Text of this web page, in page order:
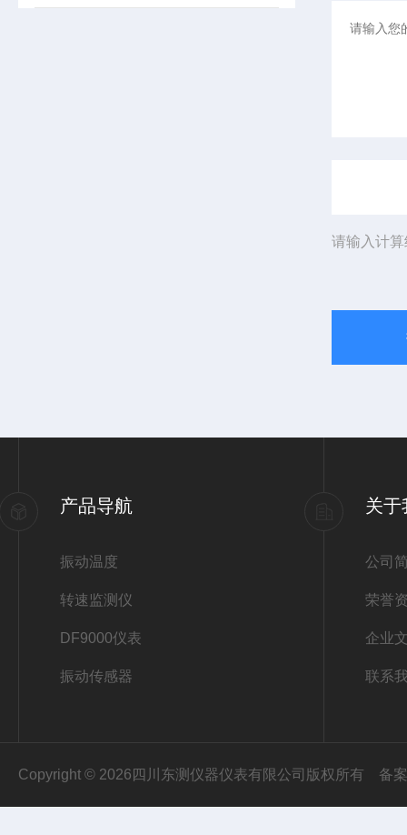
请输入计
产品导航
振动温度
转速监测仪
DF9000仪表
振动传感器
关于
公司
荣誉
企业
联系
Copyright © 2026四川东测仪器仪表有限公司版权所有 备